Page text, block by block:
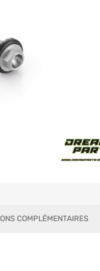
COMPLÉMENTAIRES